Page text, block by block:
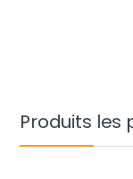
Produits les